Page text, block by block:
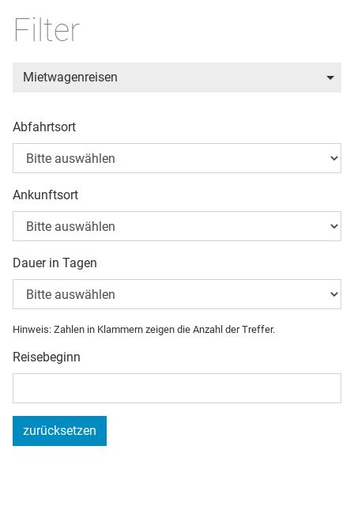
Filter
Mietwagenreisen
Abfahrtsort
Ankunftsort
Dauer in Tagen
Hinweis: Zahlen in Klammern zeigen die Anzahl der Treffer.
Reisebeginn
zurücksetzen